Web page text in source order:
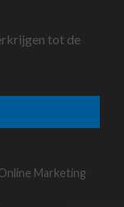
tot de
Marketing